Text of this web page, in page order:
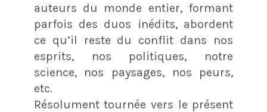
auteurs du monde entier, formant
parfois des duos inédits, abordent
ce qu’il reste du conflit dans nos
esprits, nos politiques, notre
science, nos paysages, nos peurs,
etc.
Résolument tournée vers le présent